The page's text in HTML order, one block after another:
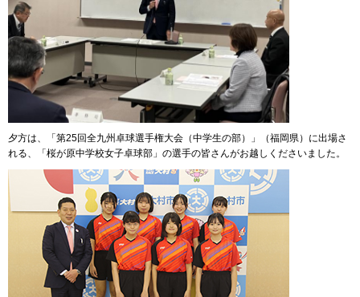
夕方は、「第25回全九州卓球選手権大会（中学生の部）」（福岡県）に出場さ
れる、「桜が原中学校女子卓球部」の選手の皆さんがお越しくださいました。